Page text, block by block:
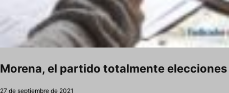
Morena, el partido totalmente elecciones
27 de septiembre de 2021